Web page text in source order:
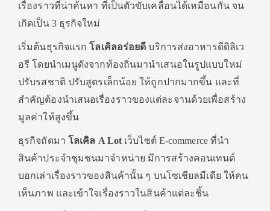
เรื่องราวที่น่าค้นหา ที่เป็นตัวขับเคลื่อนได้เหมือนกัน จน
เกิดเป็น 3 ธุรกิจใหม่
เริ่มต้นธุรกิจแรกโลเคิลอร่อยดี บริการส่งอาหารดีดิลิเว
อรี โดยนำเมนูดังจากท้องถิ่นมานำเสนอในรูปแบบใหม่
ปรับรสชาติ ปรับสูตรเล็กน้อย ให้ถูกปากมากขึ้น และที่
สำคัญต้องนำเสนอเรื่องราวของแต่ละจานด้วยเพื่อสร้าง
มูลค่าให้สูงขึ้น
ธุรกิจถัดมา โลเคิล A Lot เว็บไซต์ E-commerce ที่นำ
สินค้าประจำชุมชนมาจำหน่าย มีการสร้างคอนเทนต์
บอกเล่าเรื่องราวของสินค้านั้น ๆ บนโซเชียลมีเดีย ให้คน
เห็นภาพ และเข้าใจเรื่องราวในสินค้าแต่ละชิ้น